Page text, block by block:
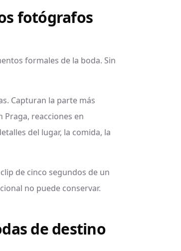
fotógrafos
formales de la boda. Sin
Capturan la parte más
Praga, reacciones en
del lugar, la comida, la
de cinco segundos de un
no puede conservar.
de destino